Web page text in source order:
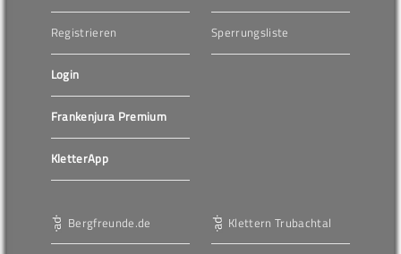
Registrieren
Login
Frankenjura Premium
KletterApp
Sperrungsliste
Bergfreunde.de Klettern Trubachtal